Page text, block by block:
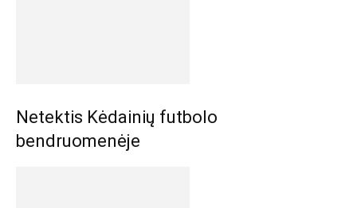
Netektis Kėdainių futbolo
bendruomenėje